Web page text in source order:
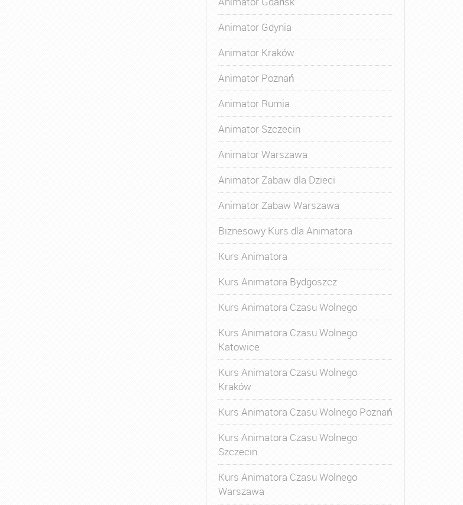
Animator Gdynia
Animator Kraków
Animator Poznań
Animator Rumia
Animator Szczecin
Animator Warszawa
Animator Zabaw dla Dzieci
Animator Zabaw Warszawa
Biznesowy Kurs dla Animatora
Kurs Animatora
Kurs Animatora Bydgoszcz
Kurs Animatora Czasu Wolnego
Kurs Animatora Czasu Wolnego
Katowice
Kurs Animatora Czasu Wolnego
Kraków
Kurs Animatora Czasu Wolnego Poznań
Kurs Animatora Czasu Wolnego
Szczecin
Kurs Animatora Czasu Wolnego
Warszawa